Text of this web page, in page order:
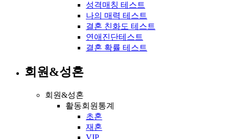
성격매칭 테스트
나의 매력 테스트
결혼 친화도 테스트
연애진단테스트
결혼 확률 테스트
회원&성혼
회원&성혼
활동회원통계
초혼
재혼